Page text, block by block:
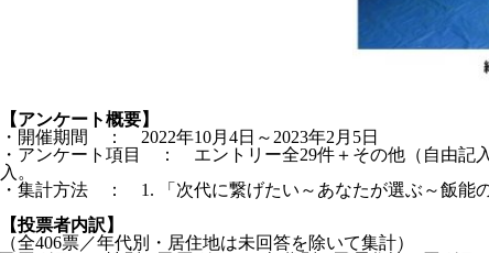
【アンケート概要】
・開催期間 ： 2022年10月4日～2023年2月5日
・アンケート項目 ： エントリー全29件＋その他（自由記
入。
・集計方法 ： 1. 「次代に繋げたい～あなたが選ぶ～飯能
【投票者内訳】
（全406票／年代別・居住地は未回答を除いて集計）